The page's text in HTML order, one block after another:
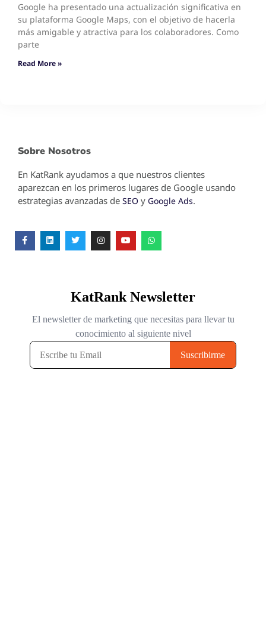
Google ha presentado una actualización significativa en
su plataforma Google Maps, con el objetivo de hacerla
más amigable y atractiva para los colaboradores. Como
parte
Read More »
Sobre Nosotros
En KatRank ayudamos a que nuestros clientes
aparezcan en los primeros lugares de Google usando
estrategias avanzadas de SEO y Google Ads.